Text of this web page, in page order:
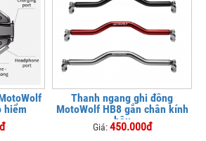
hiểm
Thanh ngang ghi đông
MotoWolf HB8 gắn chân kính
hậu
Giá:450.000đ